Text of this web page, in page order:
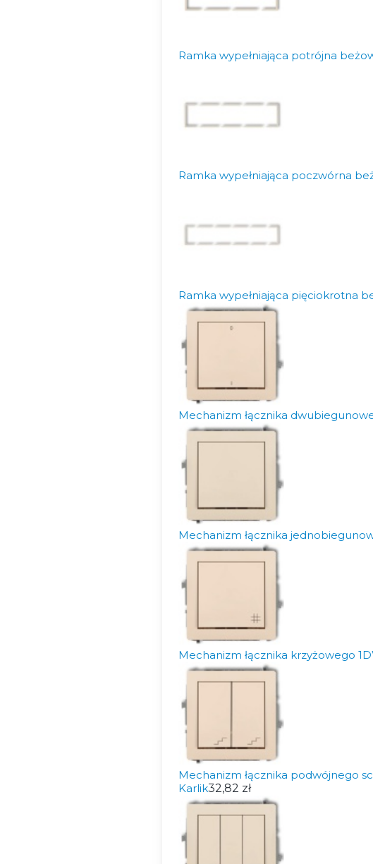
Ramka wypełniająca potrójna
Ramka wypełniająca poczwórna
Ramka wypełniająca pięciokrotna
Mechanizm łącznika
Mechanizm łącznika
Mechanizm łącznika krzyżowego
Mechanizm łącznika podwójnego
Karlik32,82 zł